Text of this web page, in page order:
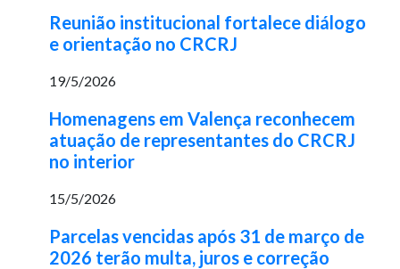
Reunião institucional fortalece diálogo
e orientação no CRCRJ
19/5/2026
Homenagens em Valença reconhecem
atuação de representantes do CRCRJ
no interior
15/5/2026
Parcelas vencidas após 31 de março de
2026 terão multa, juros e correção